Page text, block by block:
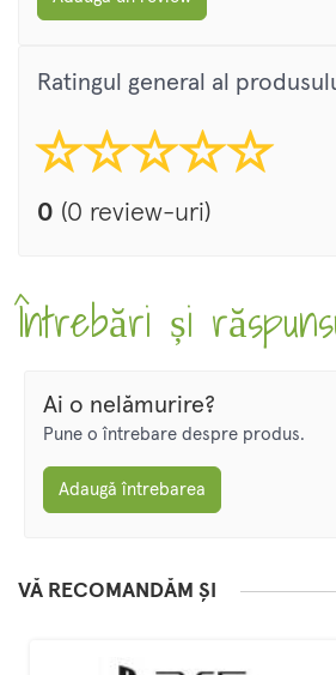
Ratingul general al
0 (0 review-uri)
Întrebări și
Ai o nelămurire?
Pune o întrebare despre produs.
Adaugă întrebarea
VĂ RECOMANDĂM ȘI